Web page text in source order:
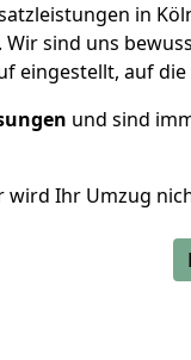
in
sind uns
eingestellt, auf
und sind
Ihr Umzug